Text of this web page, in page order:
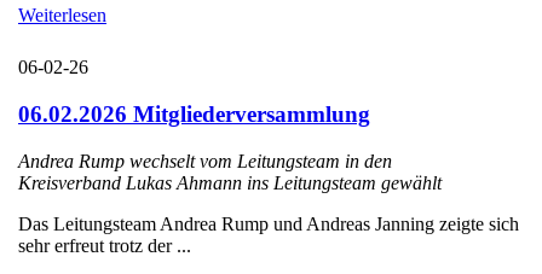
Weiterlesen
06-02-26
06.02.2026 Mitgliederversammlung
Andrea Rump wechselt vom Leitungsteam in den
Kreisverband Lukas Ahmann ins Leitungsteam gewählt
Das Leitungsteam Andrea Rump und Andreas Janning zeigte sich
sehr erfreut trotz der ...